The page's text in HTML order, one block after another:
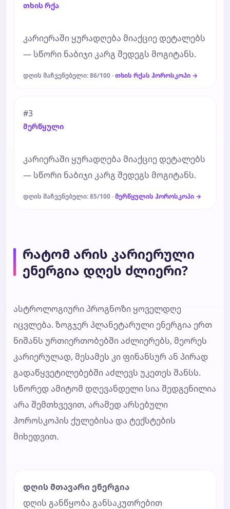
თხის რქა
კარიერაში ყურადღება მიაქციე დეტალებს
— სწორი ნაბიჯი კარგ შედეგს მოგიტანს.
დღის მაჩვენებელი: 86/100 ·თხის რქას ჰოროსკოპი →
#3
მერწყული
კარიერაში ყურადღება მიაქციე დეტალებს
— სწორი ნაბიჯი კარგ შედეგს მოგიტანს.
დღის მაჩვენებელი: 85/100 ·მერწყულის ჰოროსკოპი →
რატომ არის კარიერული
ენერგია დღეს ძლიერი?
ასტროლოგიური პროგნოზი ყოველდღე
იცვლება. ზოგჯერ პლანეტარული ენერგია ერთ
ნიშანს ურთიერთობებში აძლიერებს, მეორეს
კარიერულად, მესამეს კი ფინანსურ ან პირად
გადაწყვეტილებებში აძლევს უკეთეს შანსს.
სწორედ ამიტომ დღევანდელი სია შედგენილია
არა შემთხვევით, არამედ არსებული
ჰოროსკოპის ქულებისა და ტექსტების
მიხედვით.
დღის მთავარი ენერგია
დღის განწყობა განსაკუთრებით